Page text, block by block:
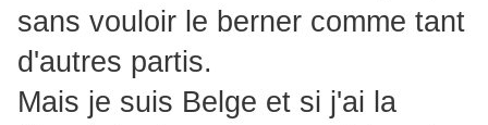
sans vouloir le berner comme tant
d'autres partis.
Mais je suis Belge et si j'ai la